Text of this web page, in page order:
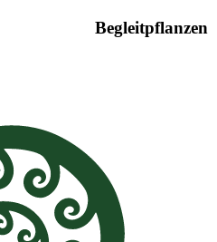
Begleitpflanzen